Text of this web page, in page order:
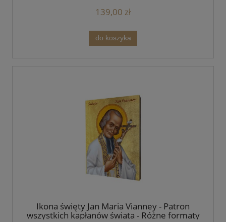
139,00 zł
do koszyka
Ikona święty Jan Maria Vianney - Patron
wszystkich kapłanów świata - Różne formaty